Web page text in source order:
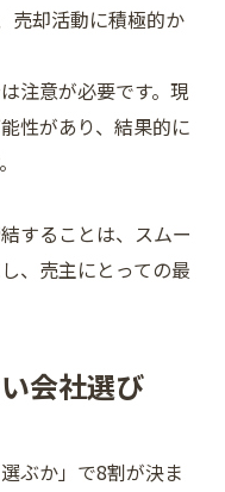
売却活動に積極的か
注意が必要です。現
性があり、結果的に
することは、スムー
、売主にとっての最
会社選び
ぶか」で8割が決ま